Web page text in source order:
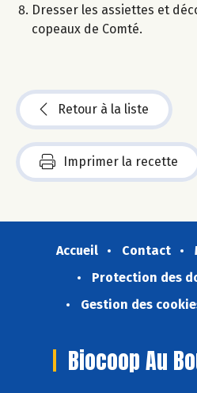
Dresser les assiettes et
copeaux de Comté.
Retour à la liste
Imprimer la recette
Accueil Contact
Protection des
Gestion des
Biocoop Au